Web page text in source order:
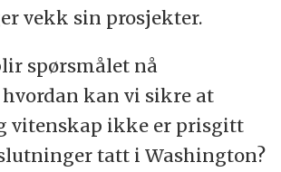
vekk sin prosjekter.
spørsmålet nå
kan vi sikre at
vitenskap ikke er prisgitt
tatt i Washington?